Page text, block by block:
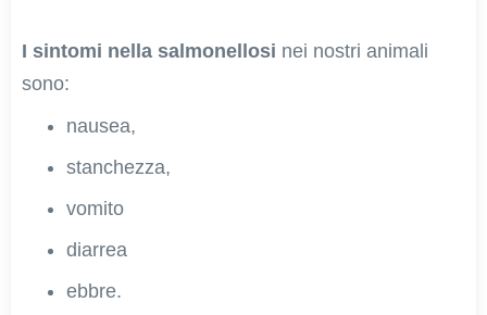
I sintomi nella salmonellosi nei nostri animali
sono:
nausea,
stanchezza,
vomito
diarrea
ebbre.